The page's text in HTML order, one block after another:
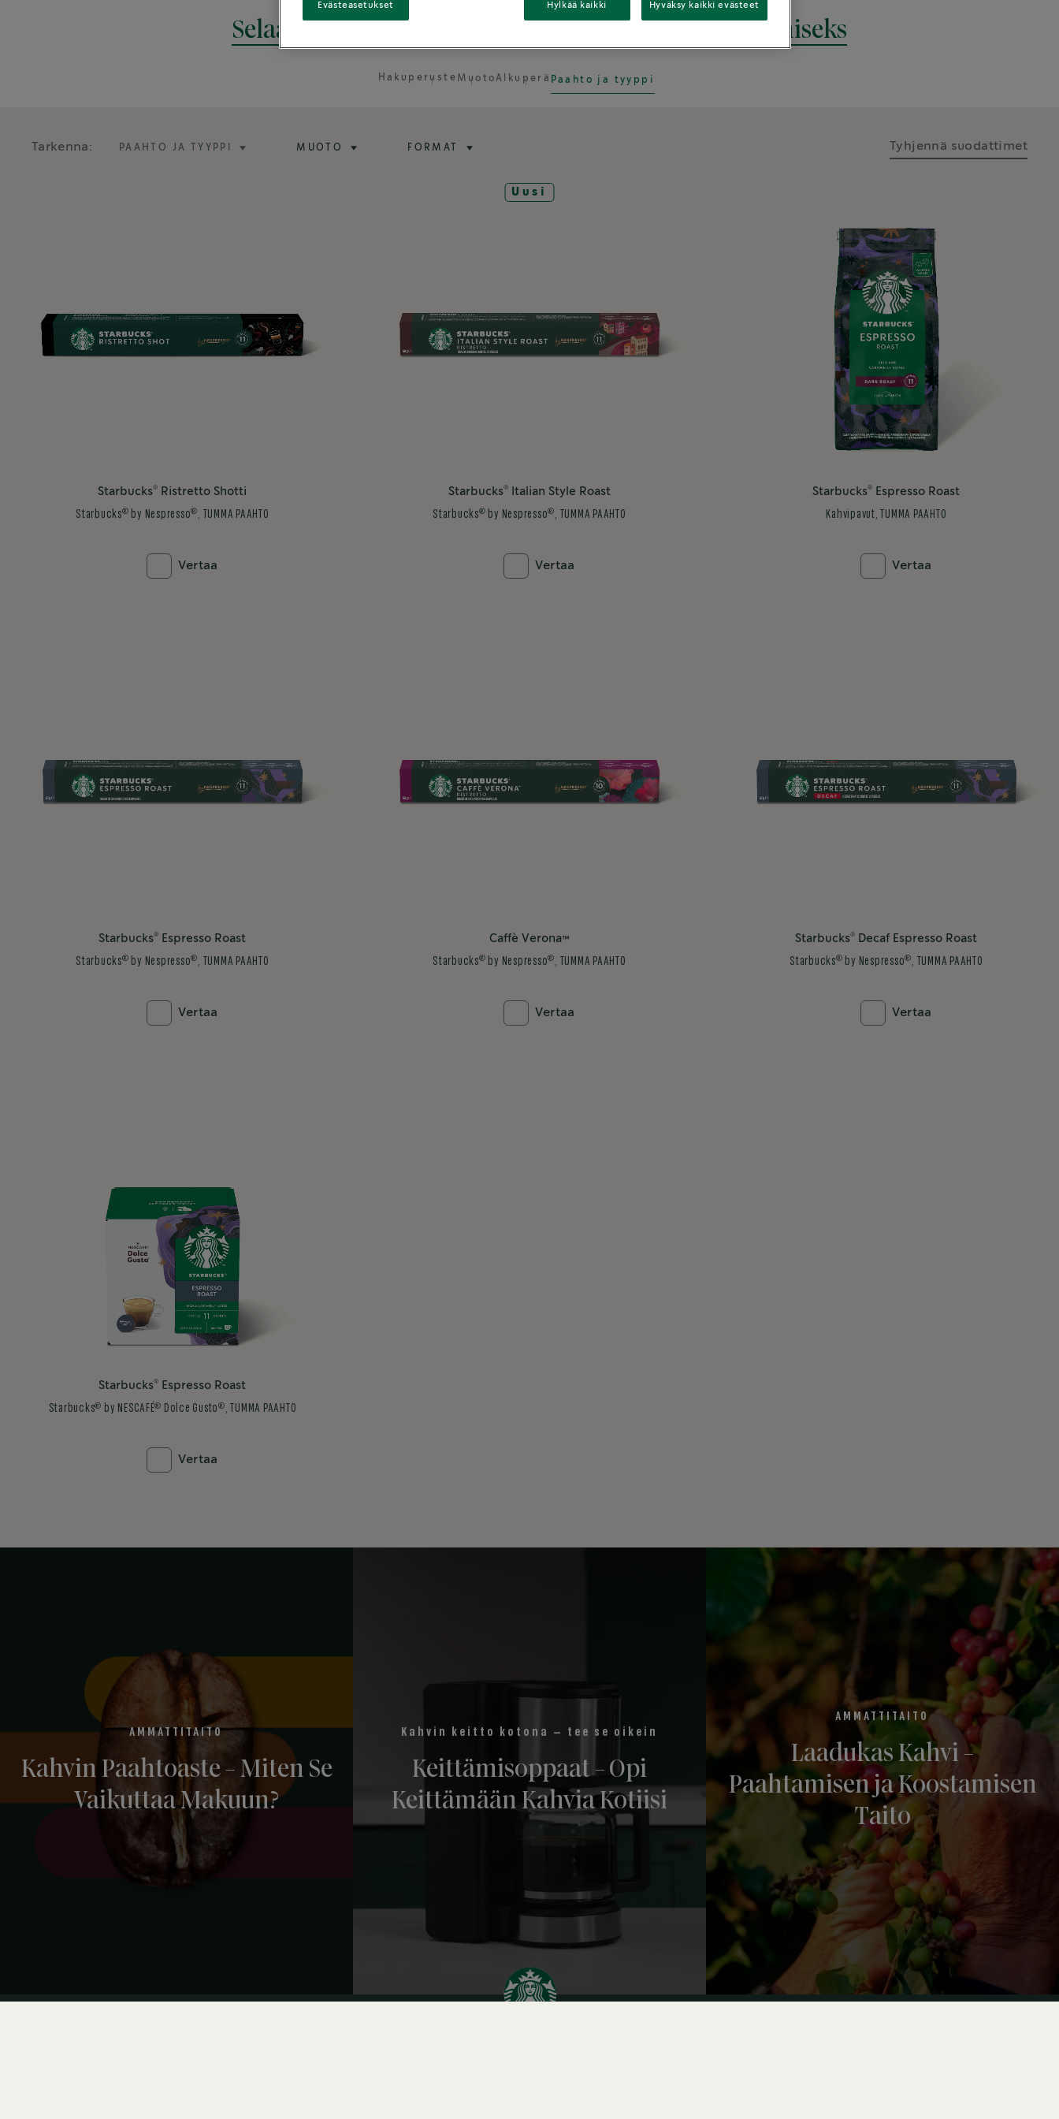
Selaa Tummapaahtoisia Kahveja - Suosikkisi Löytämiseks
Hakuperuste Muoto Alkuperä Paahto ja tyyppi
Tarkenna: PAAHTO JA TYYPPI MUOTO FORMAT Tyhjennä suodattimet
Starbucks® Ristretto Shotti
Starbucks® by Nespresso® , TUMMA PAAHTO
Vertaa
Uusi
Starbucks®Italian Style Roast
Starbucks® by Nespresso® , TUMMA PAAHTO
Vertaa
Starbucks® Espresso Roast
Kahvipavut , TUMMA PAAHTO
Vertaa
Starbucks® Espresso Roast
Starbucks® by Nespresso® , TUMMA PAAHTO
Vertaa
Caffè Verona™
Starbucks® by Nespresso® , TUMMA PAAHTO
Vertaa
Starbucks® Decaf Espresso Roast
Starbucks® by Nespresso® , TUMMA PAAHTO
Vertaa
Starbucks® Espresso Roast
Starbucks® by NESCAFÉ® Dolce Gusto® , TUMMA PAAHTO
Vertaa
AMMATTITAITO
Kahvin Paahtoaste - Miten Se
Vaikuttaa Makuun?
Kahvin keitto kotona – tee se oikein
Keittämisoppaat - Opi
Keittämään Kahvia Kotiisi
AMMATTITAITO
Laadukas Kahvi -
Paahtamisen ja Koostamisen
Taito
Hylkää kaikki Hyväksy kaikki evästeet
Evästeasetukset